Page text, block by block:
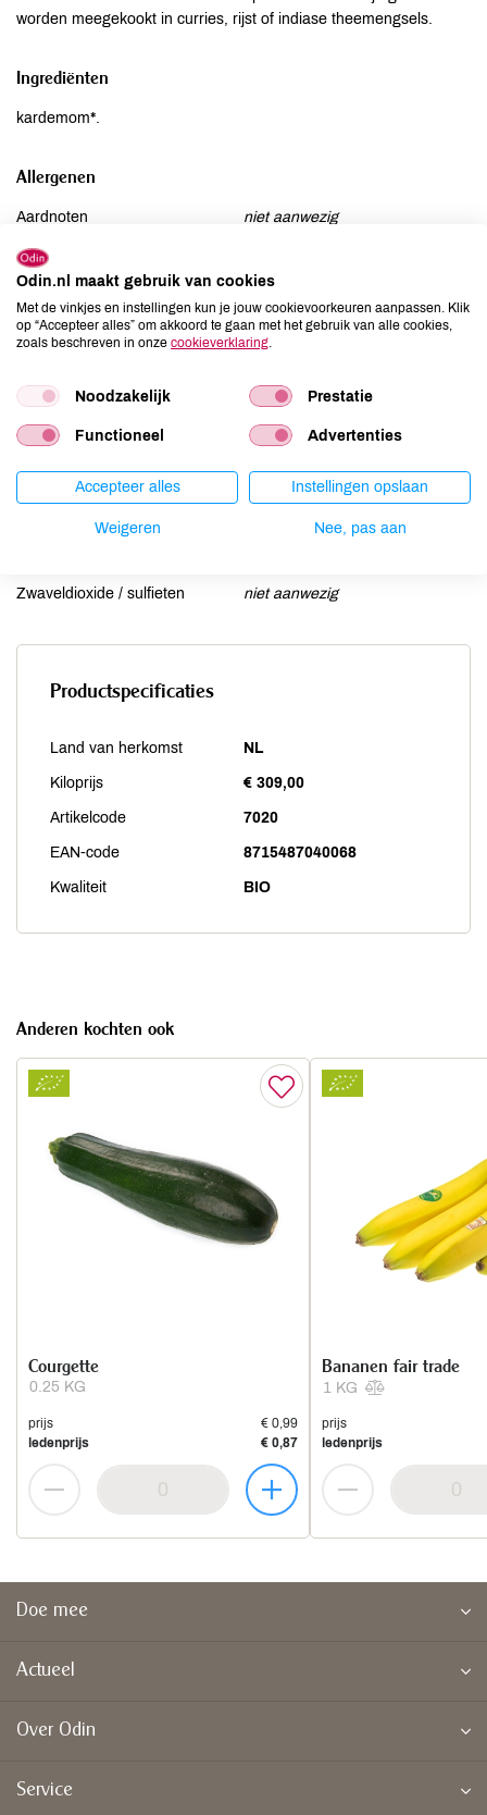
worden meegekookt in curries, rijst of indiase theemengsels.
Ingrediënten
kardemom*.
Allergenen
Aardnoten
niet aanwezig
Ei
Gluten
niet aanwezig
Lactose
niet aanwezig
Lupine
niet aanwezig
Noten
niet aanwezig
Schaaldieren
niet aanwezig
Selderij
niet aanwezig
Sesam
niet aanwezig
Soja
niet aanwezig
niet aanwezig
Zwaveldioxide / sulfieten
niet aanwezig
Productspecificaties
Land van herkomst NL
Kiloprijs € 309,00
Artikelcode 7020
EAN-code 8715487040068
Kwaliteit BIO
Anderen kochten ook
0.25 KG
Courgette
prijs
€ 0,99
ledenprijs
€ 0,87
1 KG
Bananen fair trade
prijs
ledenprijs
Doe mee
Actueel
Over Odin
Service
Odin.nl maakt gebruik van cookies
Met de vinkjes en instellingen kun je jouw cookievoorkeuren aanpassen. Klik
op “Accepteer alles” om akkoord te gaan met het gebruik van alle cookies,
zoals beschreven in onze cookieverklaring.
Noodzakelijk Prestatie
Functioneel Advertenties
Accepteer alles Instellingen opslaan
Weigeren Nee, pas aan